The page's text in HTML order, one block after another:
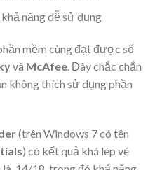
năng dễ sử dụng
mềm cùng đạt được số
và McAfee. Đây chắc chắn
không thích sử dụng phần
(trên Windows 7có tên
) có kết quả khá lép vé